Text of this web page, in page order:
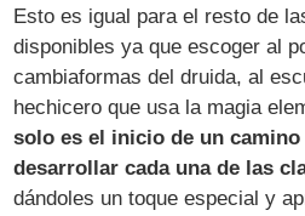
Esto es igual para el resto de
disponibles ya que escoger al
cambiaformas del druida, al
hechicero que usa la magia
solo es el inicio de un
desarrollar cada una de las
dándoles un toque especial y